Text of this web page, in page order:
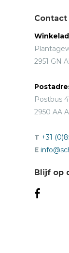
Contact
2951 GN
Postbus
2950 AA
T +31
E
Blijf op